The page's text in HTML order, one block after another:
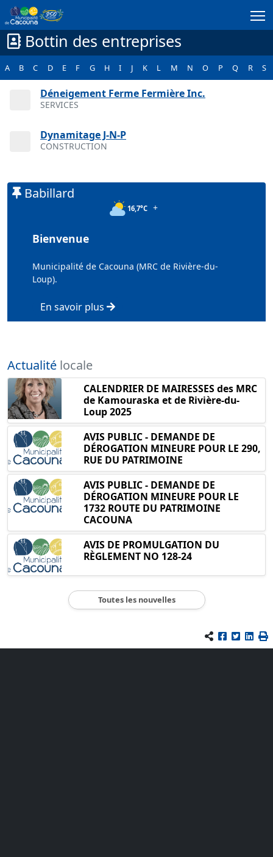
Passer au contenu principal
Bottin des entreprises
A B C D E F G H I J K L M N O P Q R S
Déneigement Ferme Fermière Inc.
SERVICES
Dynamitage J-N-P
CONSTRUCTION
Babillard
16,7°C +
Bienvenue
Municipalité de Cacouna (MRC de Rivière-du-
Loup).
En savoir plus
Actualité locale
CALENDRIER DE MAIRESSES des MRC
de Kamouraska et de Rivière-du-
Loup 2025
AVIS PUBLIC - DEMANDE DE
DÉROGATION MINEURE POUR LE 290,
RUE DU PATRIMOINE
AVIS PUBLIC - DEMANDE DE
DÉROGATION MINEURE POUR LE
1732 ROUTE DU PATRIMOINE
CACOUNA
AVIS DE PROMULGATION DU
RÈGLEMENT NO 128-24
Toutes les nouvelles